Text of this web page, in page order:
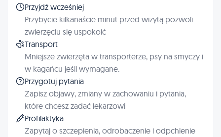
Przyjdź wcześniej
Przybycie kilkanaście minut przed wizytą pozwoli
zwierzęciu się uspokoić
Transport
Mniejsze zwierzęta w transporterze, psy na smyczy i
w kagańcu jeśli wymagane.
Przygotuj pytania
Zapisz objawy, zmiany w zachowaniu i pytania,
które chcesz zadać lekarzowi
Profilaktyka
Zapytaj o szczepienia, odrobaczenie i odpchlenie